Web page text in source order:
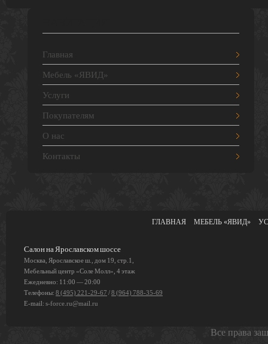
Главная
Мебель «ЯВИД»
Услуги
Покупателям
О нас
Контакты
ГЛАВНАЯ МЕБЕЛЬ «ЯВИД»
Салон на Ярославском шоссе
Москва, Ярославское ш., дом 19, стр.1,
Мебельный центр «Соле Молл», 4 этаж
Ежедневно: 11:00 — 20:00
Телефоны: 8 (495) 221-29-67 /8 (964) 788-35-69
E-mail: s-force.ru@mail.ru
Все права